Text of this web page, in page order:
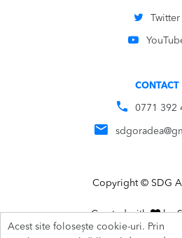
Acest site folosește cookie-uri. Prin
Twitter
CONTACT
0771 392
Copyright © SDG
Created with by